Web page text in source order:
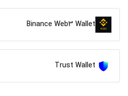
Binance Web3 Wallet
Trust Wallet